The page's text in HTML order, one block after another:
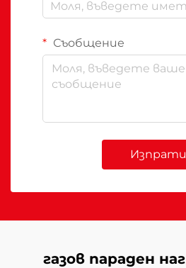
Съобщение
Изпрати
газов параден